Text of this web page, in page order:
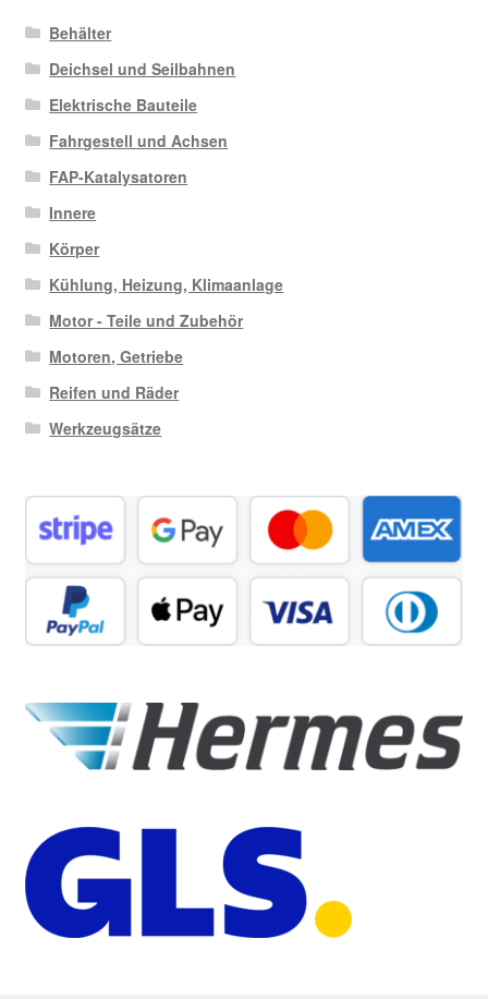
Behälter
Deichsel und Seilbahnen
Elektrische Bauteile
Fahrgestell und Achsen
FAP-Katalysatoren
Innere
Körper
Kühlung, Heizung, Klimaanlage
Motor - Teile und Zubehör
Motoren, Getriebe
Reifen und Räder
Werkzeugsätze